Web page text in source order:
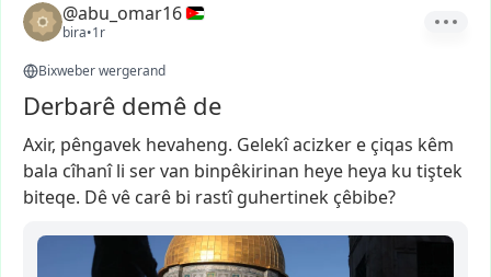
@abu_omar16
bira•1r
Bixweber wergerand
Derbarê demê de
Axir, pêngavek hevaheng. Gelekîacizker e çiqas kêm
bala cîhanî li servan binpêkirinan heye heya ku tiştek
biteqe. Dêvê carê bi rastî guhertinek çêbibe?